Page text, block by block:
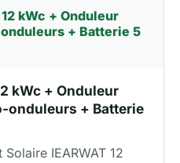
kWc + Onduleur
onduleurs + Batterie
IEARWAT 12